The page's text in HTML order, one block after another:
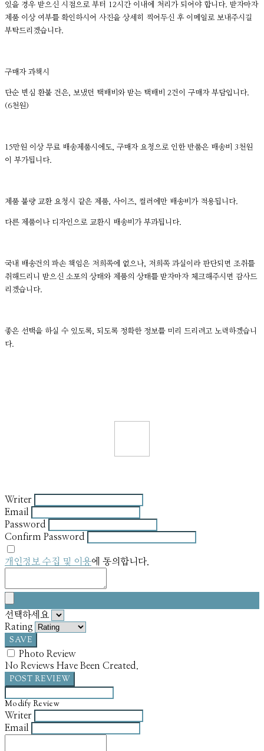
있을 경우 받으신 시점으로 부터 12시간 이내에 처리가 되어야 합니다. 받자마자
제품 이상 여부를 확인하시어 사진을 상세히 찍어두신 후 이메일로 보내주시길
부탁드리겠습니다.
구매자 과책시
단순 변심 환불 건은, 보냈던 택배비와 받는 택배비 2건이 구매자 부담입니다.
(6천원)
15만원 이상 무료 배송제품시에도, 구매자 요청으로 인한 반품은 배송비 3천원
이 부가됩니다.
제품 불량 교환 요청시 같은 제품, 사이즈, 컬러에만 배송비가 적용됩니다.
다른 제품이나 디자인으로 교환시 배송비가 부과됩니다.
국내 배송건의 파손 책임은 저희쪽에 없으나, 저희쪽 과실이라 판단되면 조취를
취해드리니 받으신 소포의 상태와 제품의 상태를 받자마자 체크해주시면 감사드
리겠습니다.
좋은 선택을 하실 수 있도록, 되도록 정확한 정보를 미리 드리려고 노력하겠습니
다.
Writer
Email
Password
Confirm Password
개인정보 수집 및 이용에 동의합니다.
선택하세요
Rating
SAVE
Photo Review
No Reviews Have Been Created.
POST REVIEW
Modify Review
Writer
Email